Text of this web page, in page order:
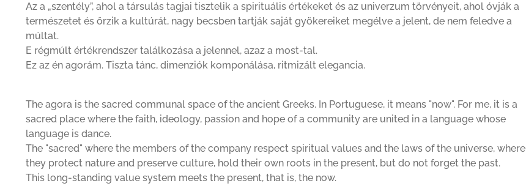
Az a „szentély”, ahol a társulás tagjai tisztelik a spirituális értékeket és az univerzum törvényeit, ahol óvják a
természetet és őrzik a kultúrát, nagy becsben tartják saját gyökereiket megélve a jelent, de nem feledve a
múltat.
E régmúlt értékrendszer találkozása a jelennel, azaz a most-tal.
Ez az én agorám. Tiszta tánc, dimenziók komponálása, ritmizált elegancia.
The agora is the sacred communal space of the ancient Greeks. In Portuguese, it means "now". For me, it is a
sacred place where the faith, ideology, passion and hope of a community are united in a language whose
language is dance.
The "sacred" where the members of the company respect spiritual values and the laws of the universe, where
they protect nature and preserve culture, hold their own roots in the present, but do not forget the past.
This long-standing value system meets the present, that is, the now.